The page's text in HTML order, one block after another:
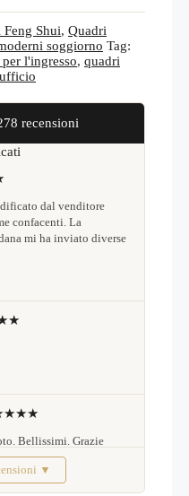
Feng Shui, Quadri
soggiorno Tag:
l'ingresso, quadri
recensioni
dal venditore
confacenti. La
mi ha inviato diverse
Bellissimi. Grazie
▼